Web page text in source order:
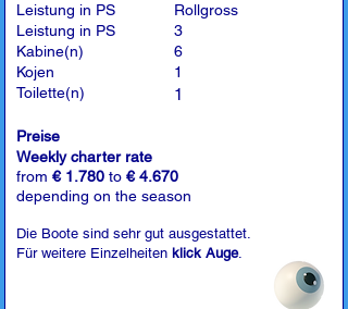
Leistung in PS
Leistung in PS
Kabine(n)
Kojen
Toilette(n)
Rollgross
3
6
1
1
Preise
Weekly charter rate
from € 1.780 to € 4.670
depending on the season
Die Boote sind sehr gut ausgestattet.
Für weitere Einzelheiten klick Auge.